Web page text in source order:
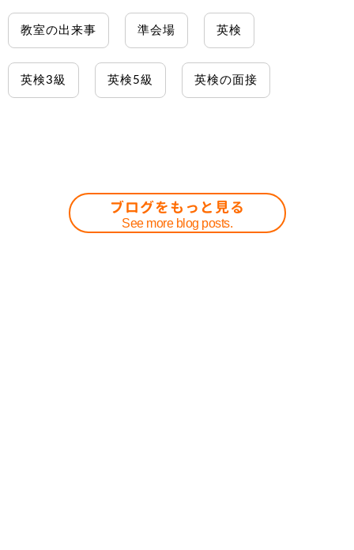
教室の出来事 準会場 英検
英検3級 英検5級 英検の面接
ブログをもっと見る
See more blog posts.